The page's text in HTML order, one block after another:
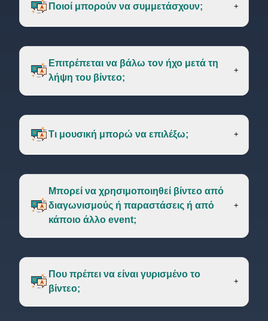
Ποιοί μπορούν να συμμετάσχουν; +
Επιτρέπεται να βάλω τον ήχο μετά τη
λήψη του βίντεο;
+
Τι μουσική μπορώ να επιλέξω; +
Μπορεί να χρησιμοπoιηθεί βίντεο από
διαγωνισμούς ή παραστάσεις ή από
κάποιο άλλο event;
+
Που πρέπει να είναι γυρισμένο το
βίντεο;
+